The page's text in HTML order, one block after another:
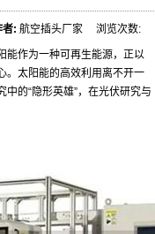
者: 航空插头厂家 浏览次数:
能作为一种可再生能源，正以
。太阳能的高效利用离不开一
中的“隐形英雄”，在光伏研究与